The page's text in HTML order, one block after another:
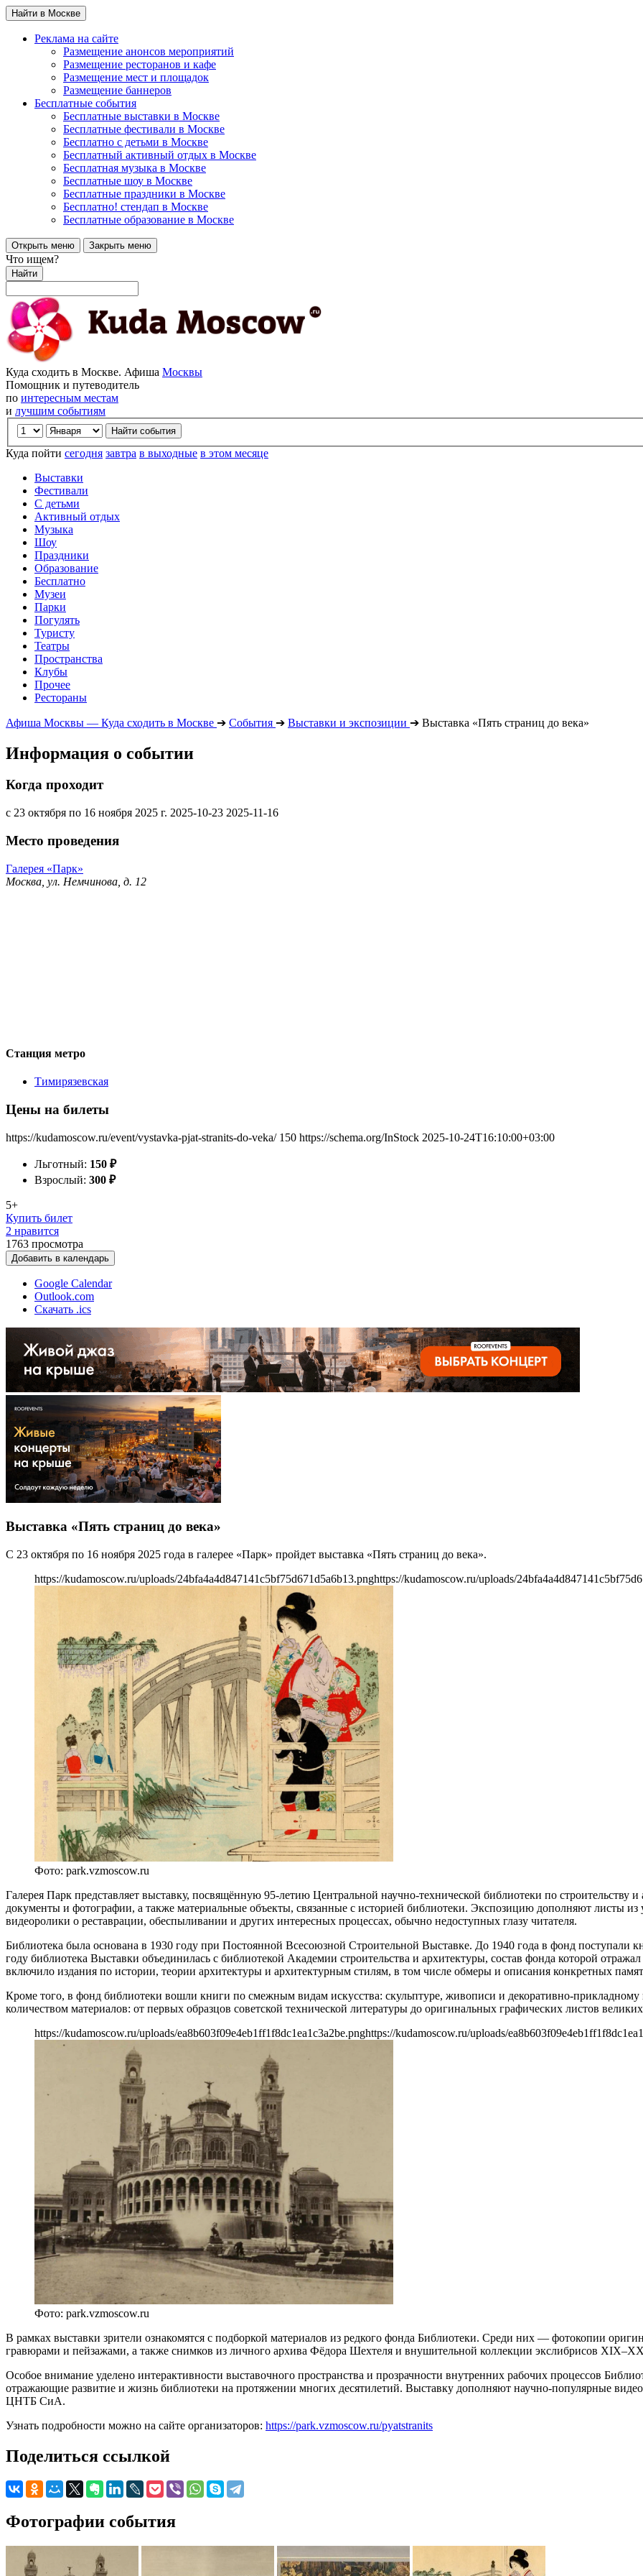
Найти в Москве
Реклама на сайте
Размещение анонсов мероприятий
Размещение ресторанов и кафе
Размещение мест и площадок
Размещение баннеров
Бесплатные события
Бесплатные выставки в Москве
Бесплатные фестивали в Москве
Бесплатно с детьми в Москве
Бесплатный активный отдых в Москве
Бесплатная музыка в Москве
Бесплатные шоу в Москве
Бесплатные праздники в Москве
Бесплатно! стендап в Москве
Бесплатные образование в Москве
Открыть меню Закрыть меню
Что ищем?
Найти
Куда сходить в Москве. Афиша Москвы
Помощник и путеводитель
по интересным местам
и лучшим событиям
Куда пойти сегодня завтра в выходные в этом месяце
Выставки
Фестивали
С детьми
Активный отдых
Музыка
Шоу
Праздники
Образование
Бесплатно
Музеи
Парки
Погулять
Туристу
Театры
Пространства
Клубы
Прочее
Рестораны
Афиша Москвы — Куда сходить в Москве ➔ События ➔ Выставки и экспозиции ➔ Выставка «Пять страниц до века»
Информация о событии
Когда проходит
с 23 октября по 16 ноября 2025 г. 2025-10-23 2025-11-16
Место проведения
Галерея «Парк»
Москва, ул. Немчинова, д. 12
Станция метро
Тимирязевская
Цены на билеты
https://kudamoscow.ru/event/vystavka-pjat-stranits-do-veka/ 150 https://schema.org/InStock 2025-10-24T16:10:00+03:00
Льготный: 150 ₽
Взрослый: 300 ₽
5+
Купить билет
2 нравится
1763 просмотра
Добавить в календарь
Google Calendar
Outlook.com
Скачать .ics
Выставка «Пять страниц до века»
С 23 октября по 16 ноября 2025 года в галерее «Парк» пройдет выставка «Пять страниц до века».
https://kudamoscow.ru/uploads/24bfa4a4d847141c5bf75d671d5a6b13.pnghttps://kudamoscow.ru/uploads/
Фото: park.vzmoscow.ru
Галерея Парк представляет выставку, посвящённую 95-летию Центральной научно-технической библиотеки по
документы и фотографии, а также материальные объекты, связанные с историей библиотеки. Экспозицию дополняют листы
видеоролики о реставрации, обеспыливании и других интересных процессах, обычно недоступных глазу читателя.
Библиотека была основана в 1930 году при Постоянной Всесоюзной Строительной Выставке. До 1940 года в фонд поступали
году библиотека Выставки объединилась с библиотекой Академии строительства и архитектуры, состав фонда которой
включило издания по истории, теории архитектуры и архитектурным стилям, в том числе обмеры и описания конкретных
Кроме того, в фонд библиотеки вошли книги по смежным видам искусства: скульптуре, живописи и декоративно-
количеством материалов: от первых образцов советской технической литературы до оригинальных графических листов
https://kudamoscow.ru/uploads/ea8b603f09e4eb1ff1f8dc1ea1c3a2be.pnghttps://kudamoscow.ru/uploads/
Фото: park.vzmoscow.ru
В рамках выставки зрители ознакомятся с подборкой материалов из редкого фонда Библиотеки. Среди них — фотокопии
гравюрами и пейзажами, а также снимков из личного архива Фёдора Шехтеля и внушительной коллекции экслибрисов
Особое внимание уделено интерактивности выставочного пространства и прозрачности внутренних рабочих процессов
отражающие развитие и жизнь библиотеки на протяжении многих десятилетий. Выставку дополняют научно-популярные
ЦНТБ СиА.
Узнать подробности можно на сайте организаторов: https://park.vzmoscow.ru/pyatstranits
Поделиться ссылкой
Фотографии события